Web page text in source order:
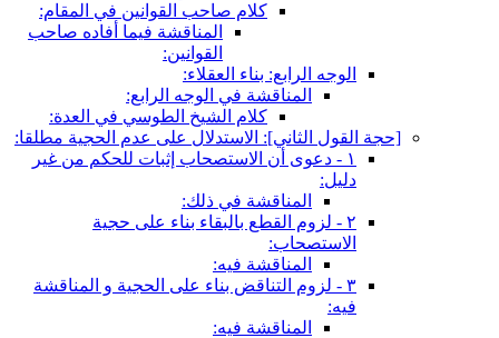
كلام صاحب القوانين في المقام:
المناقشة فيما أفاده صاحب
القوانين:
الوجه الرابع: بناء العقلاء:
المناقشة في الوجه الرابع:
كلام الشيخ الطوسي في العدة:
[حجة القول الثاني‏]: الاستدلال على عدم الحجية مطلقا:
١ - دعوى أن الاستصحاب إثبات للحكم من غير
دليل:
المناقشة في ذلك:
٢ - لزوم القطع بالبقاء بناء على حجية
الاستصحاب:
المناقشة فيه:
٣ - لزوم التناقض بناء على الحجية و المناقشة
فيه:
المناقشة فيه: